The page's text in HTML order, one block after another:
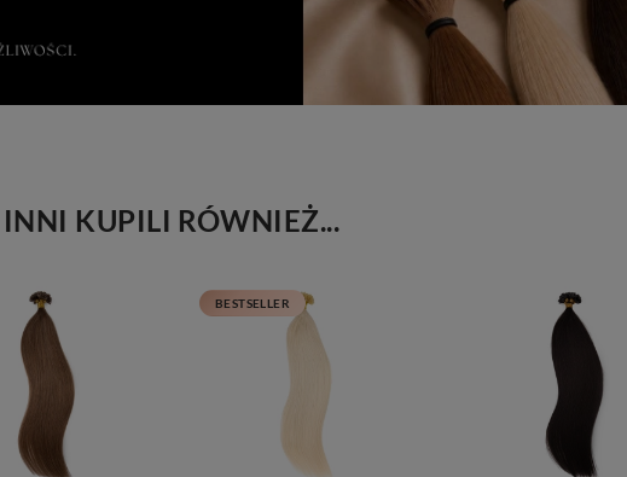
INNI KUPILI RÓWNIEŻ...
BESTSELLER